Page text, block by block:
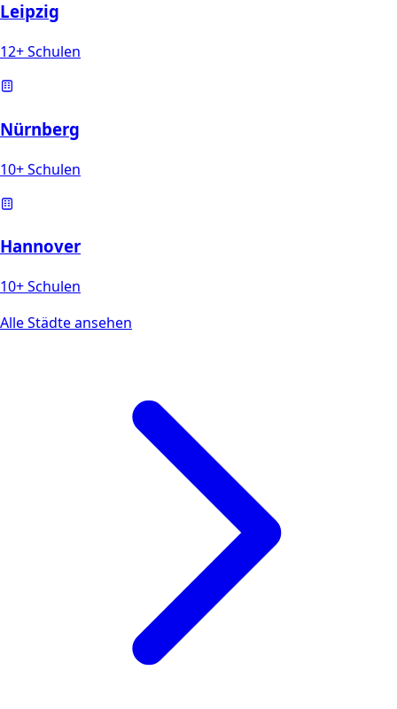
Leipzig
12+ Schulen
Nürnberg
10+ Schulen
Hannover
10+ Schulen
Alle Städte ansehen